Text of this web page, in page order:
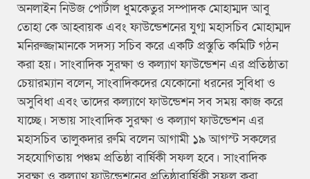
অনলাইন নিউজ পোর্টাল ধুমকেতুর সম্পাদক মোহাম্মদ আবু
তোহা কে আহ্বায়ক এবং ফাউন্ডেশনের যুগ্ম মহাসচিব মোহাম্মদ
মনিরুজ্জামানকে সদস্য সচিব করে একটি প্রস্তুতি কমিটি গঠন
করা হয়। সাংবাদিক সুরক্ষা ও কল্যাণ ফাউন্ডেশন এর প্রতিষ্ঠাতা
চেয়ারম্যান বলেন, সাংবাদিকদের যেকোনো ধরনের সুবিধা ও
অসুবিধা এবং তাদের কল্যাণে ফাউন্ডেশন সব সময় কাজ করে
যাচ্ছে। সভায় সাংবাদিক সুরক্ষা ও কল্যাণ ফাউন্ডেশন এর
মহাসচিব তালুকদার রুমি বলেন আগামী ১৯ আগস্ট সকলের
সহযোগিতায় পঞ্চম প্রতিষ্ঠা বার্ষিকী সফল হবে। সাংবাদিক